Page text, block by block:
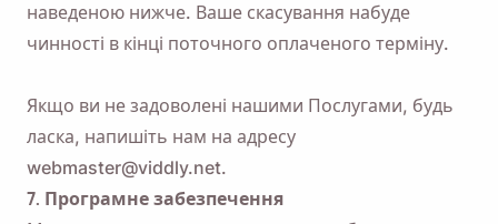
наведеною нижче. Ваше скасування набуде
чинності в кінці поточного оплаченого терміну.
Якщо ви не задоволені нашими Послугами, будь
ласка, напишіть нам на адресу
webmaster@viddly.net.
7. Програмне забезпечення